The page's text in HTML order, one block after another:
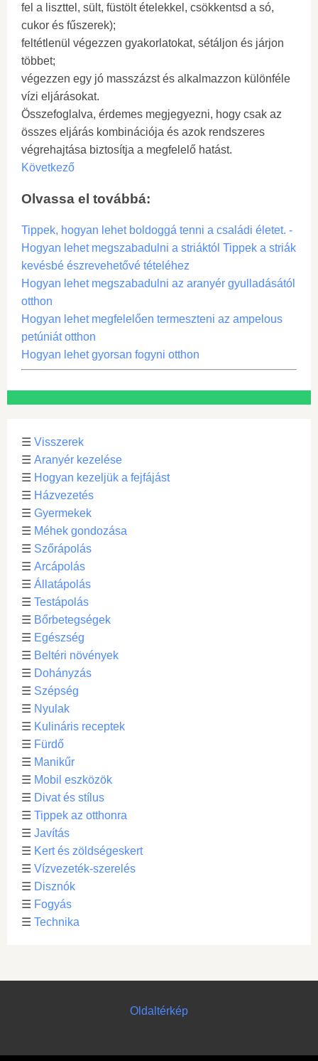
fel a liszttel, sült, füstölt ételekkel, csökkentsd a só,
cukor és fűszerek);
feltétlenül végezzen gyakorlatokat, sétáljon és járjon
többet;
végezzen egy jó masszázst és alkalmazzon különféle
vízi eljárásokat.
Összefoglalva, érdemes megjegyezni, hogy csak az
összes eljárás kombinációja és azok rendszeres
végrehajtása biztosítja a megfelelő hatást.
Következő
Olvassa el továbbá:
Tippek, hogyan lehet boldoggá tenni a családi életet. -
Hogyan lehet megszabadulni a striáktól Tippek a striák
kevésbé észrevehetővé tételéhez
Hogyan lehet megszabadulni az aranyér gyulladásától
otthon
Hogyan lehet megfelelően termeszteni az ampelous
petúniát otthon
Hogyan lehet gyorsan fogyni otthon
☰ Visszerek
☰ Aranyér kezelése
☰ Hogyan kezeljük a fejfájást
☰ Házvezetés
☰ Gyermekek
☰ Méhek gondozása
☰ Szőrápolás
☰ Arcápolás
☰ Állatápolás
☰ Testápolás
☰ Bőrbetegségek
☰ Egészség
☰ Beltéri növények
☰ Dohányzás
☰ Szépség
☰ Nyulak
☰ Kulináris receptek
☰ Fürdő
☰ Manikűr
☰ Mobil eszközök
☰ Divat és stílus
☰ Tippek az otthonra
☰ Javítás
☰ Kert és zöldségeskert
☰ Vízvezeték-szerelés
☰ Disznók
☰ Fogyás
☰ Technika
Oldaltérkép